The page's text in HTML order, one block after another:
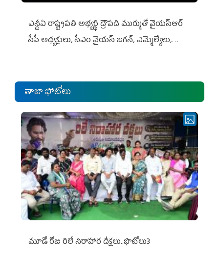
ఎన్డీఏ రాష్ట్ర‌ప‌తి అభ్య‌ర్థి ద్రౌప‌ది ముర్ముతో వైయ‌స్ఆర్
సీపీ అధ్య‌క్షులు, సీఎం వైయ‌స్ జ‌గ‌న్, ఎమ్మెల్యేలు,
తాజా ఫోటోలు
మూడో రోజు రిలే నిరాహార దీక్షలు..ఫొటోలు3